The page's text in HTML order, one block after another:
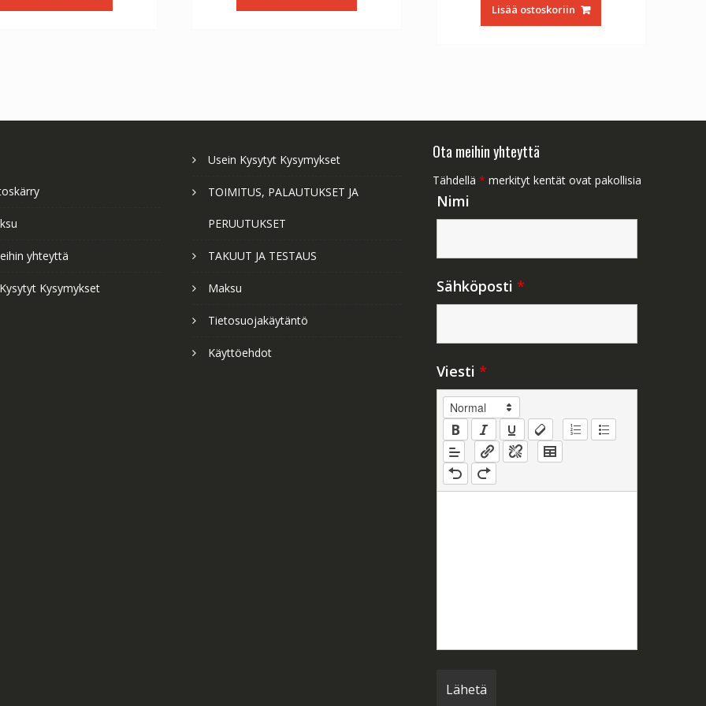
€56.64. €31.47.
€56.64. €31.47.
€56.64. €31.47.
Lisää ostoskoriin
yhteyttä
Kysymykset
Usein Kysytyt Kysymykset
TOIMITUS, PALAUTUKSET JA
PERUUTUKSET
TAKUUT JA TESTAUS
Maksu
Tietosuojakäytäntö
Käyttöehdot
Ota meihin yhteyttä
Tähdellä * merkityt kentät ovat pakollisia
Nimi
Sähköposti *
Viesti *